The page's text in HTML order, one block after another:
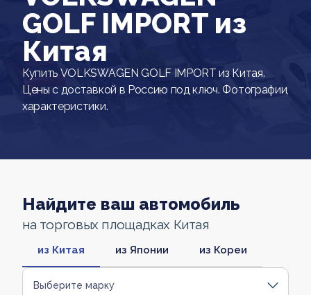
GOLF IMPORT из
Китая
Купить VOLKSWAGEN GOLF IMPORT из Китая.
Цены с доставкой в Россию под ключ. Фотографии,
характеристики.
Найдите ваш автомобиль
на торговых площадках Китая
из Китая из Японии из Кореи
Выберите марку